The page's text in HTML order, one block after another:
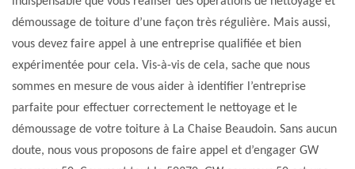
démoussage de toiture d’une façon très régulière. Mais aussi,
vous devez faire appel à une entreprise qualifiée et bien
expérimentée pour cela. Vis-à-vis de cela, sache que nous
sommes en mesure de vous aider à identifier l’entreprise
parfaite pour effectuer correctement le nettoyage et le
démoussage de votre toiture à La Chaise Beaudoin. Sans aucun
doute, nous vous proposons de faire appel et d’engager GW